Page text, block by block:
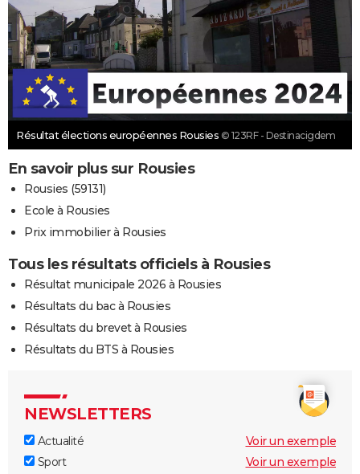
Résultat élections européennes Rousies © 123RF - Destinacigdem
En savoir plus sur Rousies
Rousies (59131)
Ecole à Rousies
Prix immobilier à Rousies
Tous les résultats officiels à Rousies
Résultat municipale 2026 à Rousies
Résultats du bac à Rousies
Résultats du brevet à Rousies
Résultats du BTS à Rousies
NEWSLETTERS
Actualité
Voir un exemple
Sport
Voir un exemple